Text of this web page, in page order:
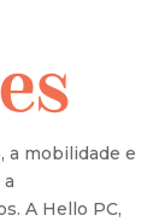
a mobilidade e
A Hello PC,